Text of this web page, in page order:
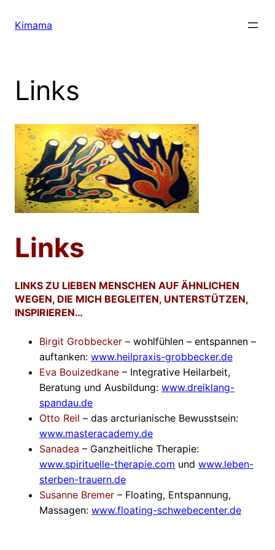
InhaltKimama
Links
Links
LINKS ZU LIEBEN MENSCHEN AUF ÄHNLICHEN
WEGEN, DIE MICH BEGLEITEN, UNTERSTÜTZEN,
INSPIRIEREN…
Birgit Grobbecker – wohlfühlen – entspannen –
auftanken: www.heilpraxis-grobbecker.de
Eva Bouizedkane – Integrative Heilarbeit,
Beratung und Ausbildung: www.dreiklang-
spandau.de
Otto Reil – das arcturianische Bewusstsein:
www.masteracademy.de
Sanadea – Ganzheitliche Therapie:
www.spirituelle-therapie.com und www.leben-
sterben-trauern.de
Susanne Bremer – Floating, Entspannung,
Massagen: www.floating-schwebecenter.de